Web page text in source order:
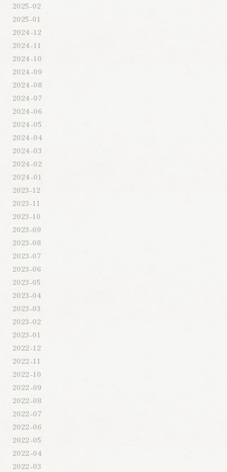
2025-02
2025-01
2024-12
2024-11
2024-10
2024-09
2024-08
2024-07
2024-06
2024-05
2024-04
2024-03
2024-02
2024-01
2023-12
2023-11
2023-10
2023-09
2023-08
2023-07
2023-06
2023-05
2023-04
2023-03
2023-02
2023-01
2022-12
2022-11
2022-10
2022-09
2022-08
2022-07
2022-06
2022-05
2022-04
2022-03